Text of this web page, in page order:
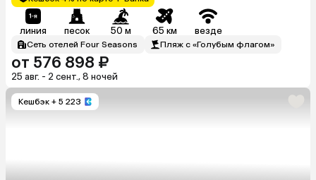
линия песок 50 м 65 км везде
Сеть отелей Four Seasons Пляж с «Голубым флагом»
от 576 898 ₽
25 авг. - 2 сент., 8 ночей
Кешбэк + 5 223